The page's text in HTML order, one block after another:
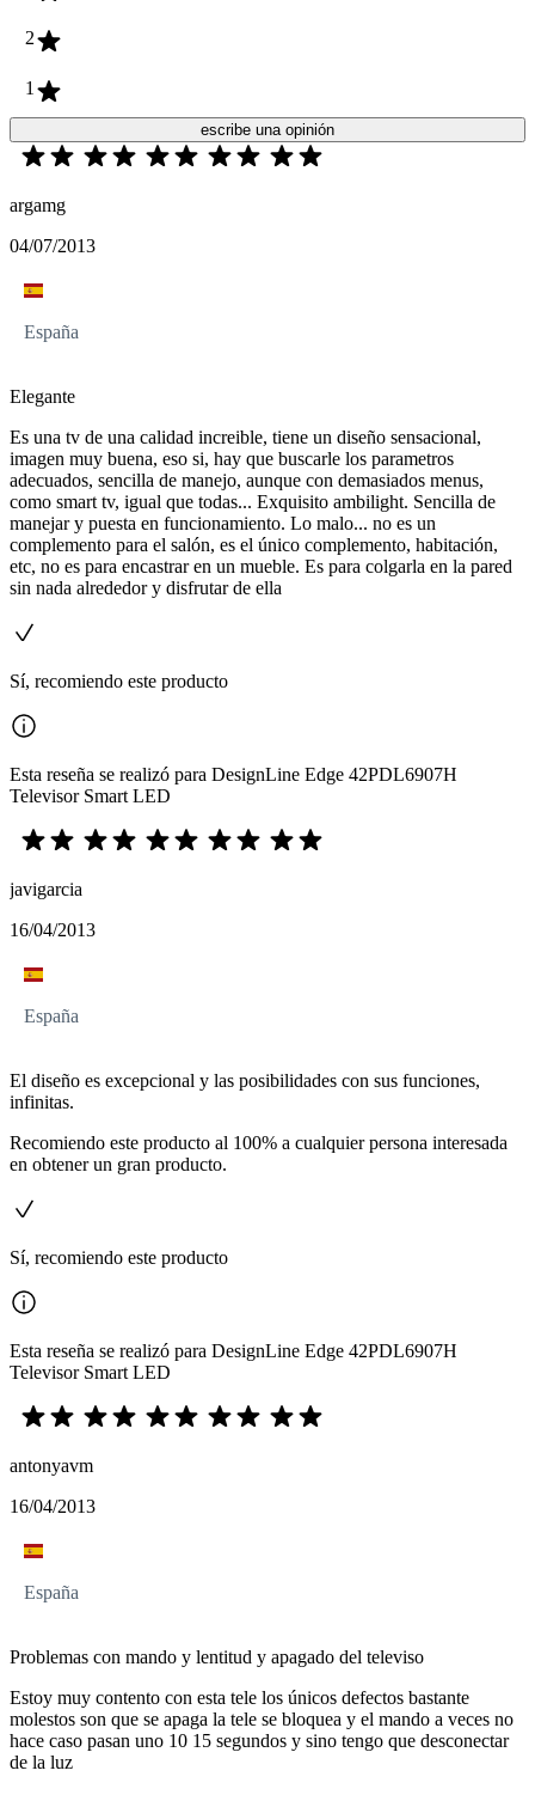
2
1
escribe una opinión
argamg
04/07/2013
España
Elegante
Es una tv de una calidad increible, tiene un diseño sensacional,
imagen muy buena, eso si, hay que buscarle los parametros
adecuados, sencilla de manejo, aunque con demasiados menus,
como smart tv, igual que todas... Exquisito ambilight. Sencilla de
manejar y puesta en funcionamiento. Lo malo... no es un
complemento para el salón, es el único complemento, habitación,
etc, no es para encastrar en un mueble. Es para colgarla en la pared
sin nada alrededor y disfrutar de ella
Sí, recomiendo este producto
Esta reseña se realizó para DesignLine Edge 42PDL6907H
Televisor Smart LED
javigarcia
16/04/2013
España
El diseño es excepcional y las posibilidades con sus funciones,
infinitas.
Recomiendo este producto al 100% a cualquier persona interesada
en obtener un gran producto.
Sí, recomiendo este producto
Esta reseña se realizó para DesignLine Edge 42PDL6907H
Televisor Smart LED
antonyavm
16/04/2013
España
Problemas con mando y lentitud y apagado del televiso
Estoy muy contento con esta tele los únicos defectos bastante
molestos son que se apaga la tele se bloquea y el mando a veces no
hace caso pasan uno 10 15 segundos y sino tengo que desconectar
de la luz